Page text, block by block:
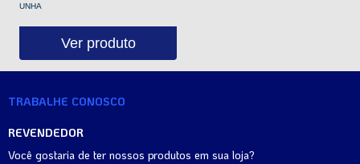
UNHA
Ver produto
TRABALHE CONOSCO
REVENDEDOR
Você gostaria de ter nossos produtos em sua loja?